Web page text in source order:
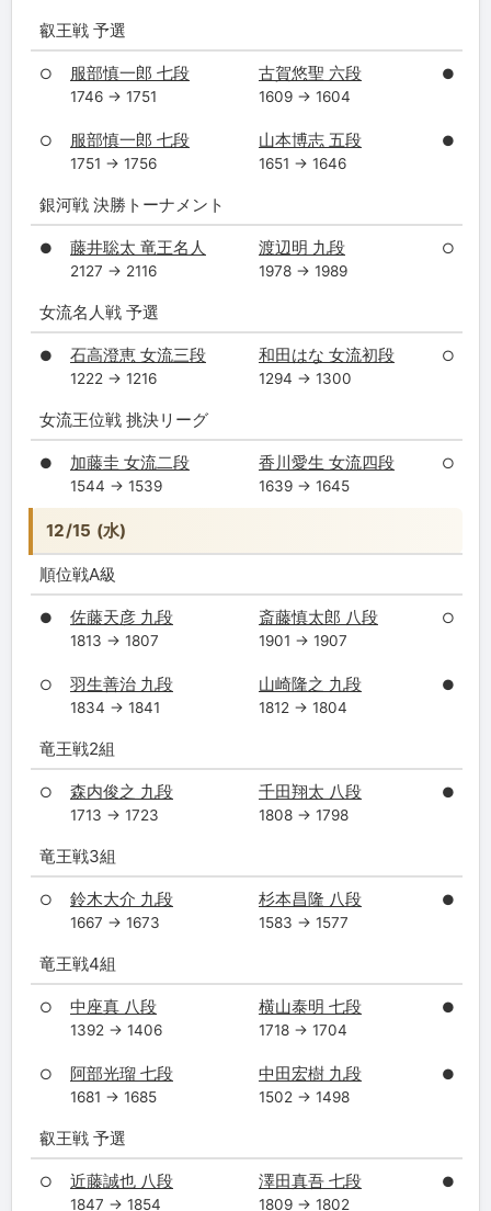
叡王戦 予選
○ 服部慎一郎 七段
1746 → 1751
古賀悠聖 六段
1609 → 1604
●
○ 服部慎一郎 七段
1751 → 1756
山本博志 五段
1651 → 1646
●
銀河戦 決勝トーナメント
● 藤井聡太 竜王名人
2127 → 2116
渡辺明 九段
1978 → 1989
○
女流名人戦 予選
● 石高澄恵 女流三段
1222 → 1216
和田はな 女流初段
1294 → 1300
○
女流王位戦 挑決リーグ
● 加藤圭 女流二段
1544 → 1539
香川愛生 女流四段
1639 → 1645
○
12/15 (水)
順位戦A級
● 佐藤天彦 九段
1813 → 1807
斎藤慎太郎 八段
1901 → 1907
○
○ 羽生善治 九段
1834 → 1841
山崎隆之 九段
1812 → 1804
●
竜王戦2組
○ 森内俊之 九段
1713 → 1723
千田翔太 八段
1808 → 1798
●
竜王戦3組
○ 鈴木大介 九段
1667 → 1673
杉本昌隆 八段
1583 → 1577
●
竜王戦4組
○ 中座真 八段
1392 → 1406
横山泰明 七段
1718 → 1704
●
○ 阿部光瑠 七段
1681 → 1685
中田宏樹 九段
1502 → 1498
●
叡王戦 予選
○ 近藤誠也 八段
1847 → 1854
澤田真吾 七段
1809 → 1802
●